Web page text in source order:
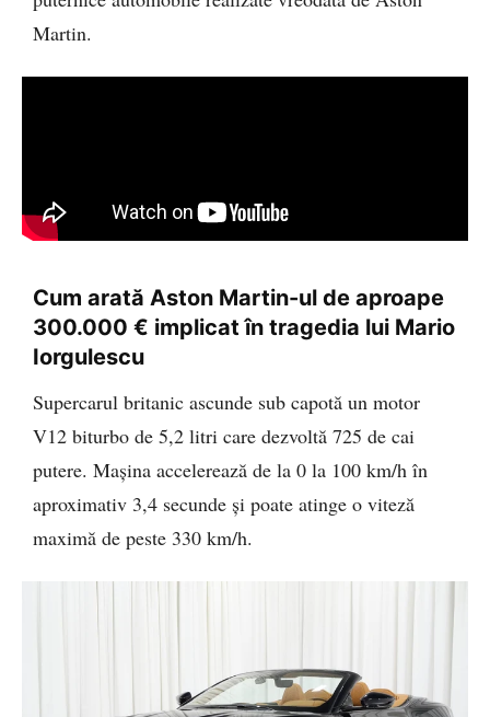
Martin.
Cum arată Aston Martin-ul de aproape
300.000 € implicat în tragedia lui Mario
Iorgulescu
Supercarul britanic ascunde sub capotă un motor
V12 biturbo de 5,2 litri care dezvoltă 725 de cai
putere. Mașina accelerează de la 0 la 100 km/h în
aproximativ 3,4 secunde și poate atinge o viteză
maximă de peste 330 km/h.